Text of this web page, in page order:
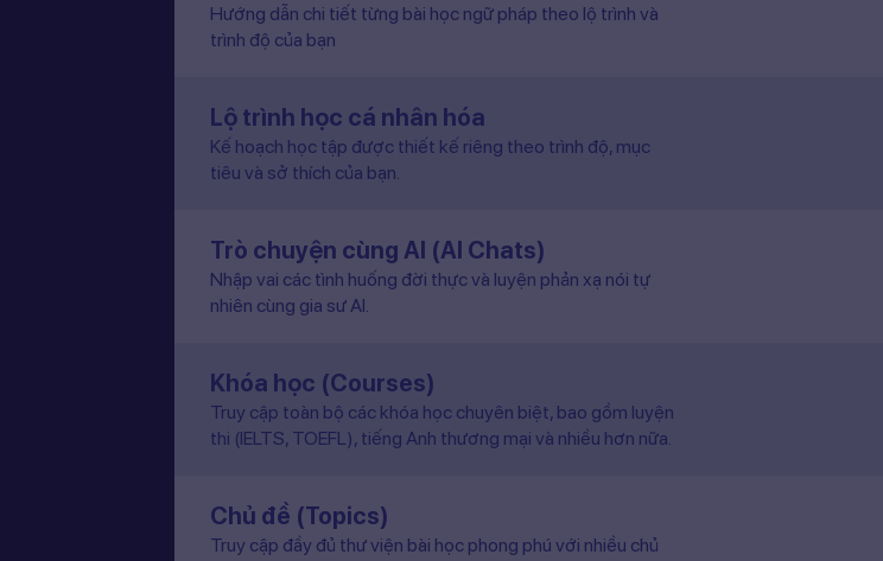
Hướng dẫn chi tiết từng bài học ngữ pháp theo lộ trình và
trình độ của bạn
Lộ trình học cá nhân hóa
Kế hoạch học tập được thiết kế riêng theo trình độ, mục
tiêu và sở thích của bạn.
Trò chuyện cùng AI (AI Chats)
Nhập vai các tình huống đời thực và luyện phản xạ nói tự
nhiên cùng gia sư AI.
Khóa học (Courses)
Truy cập toàn bộ các khóa học chuyên biệt, bao gồm luyện
thi (IELTS, TOEFL), tiếng Anh thương mại và nhiều hơn nữa.
Chủ đề (Topics)
Truy cập đầy đủ thư viện bài học phong phú với nhiều chủ